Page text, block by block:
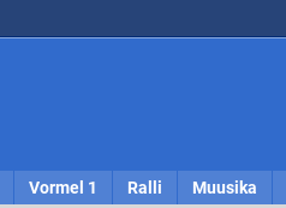
Vormel 1 Ralli Muusika